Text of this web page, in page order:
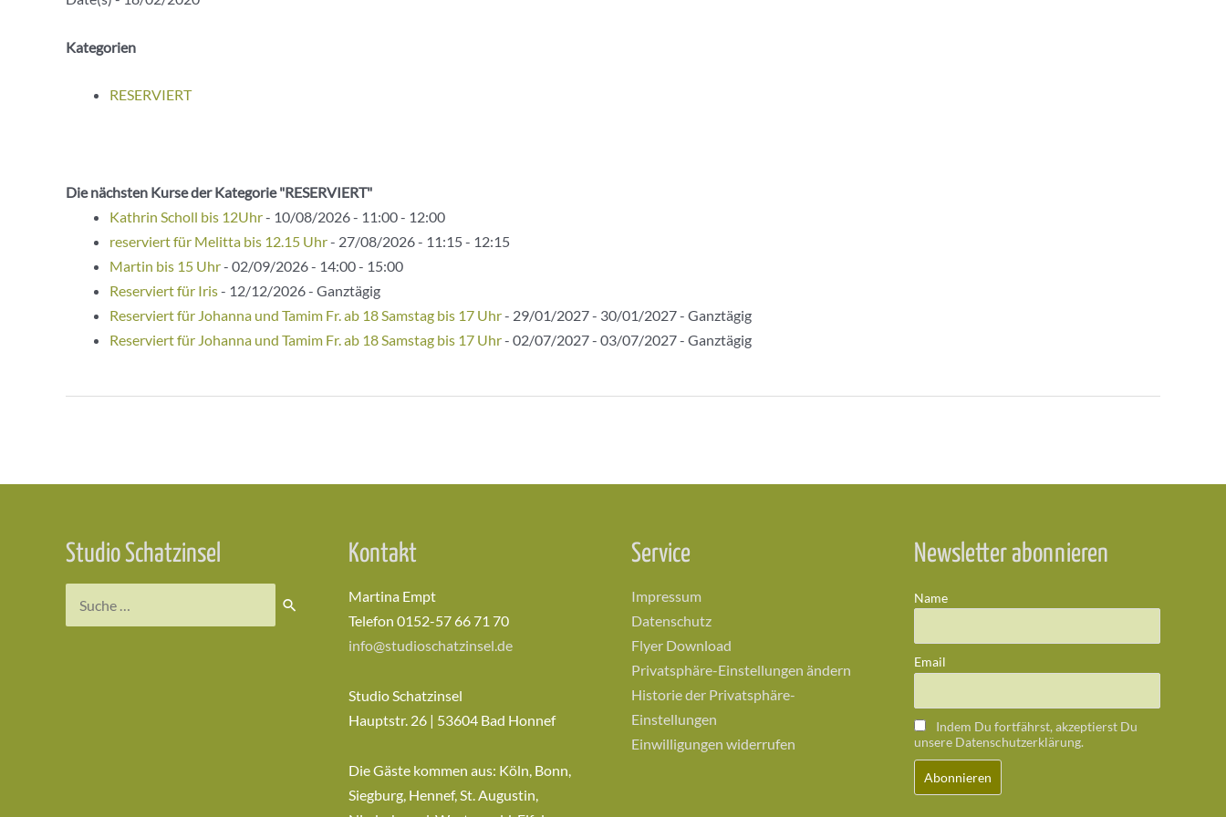
Kategorien
RESERVIERT
Die nächsten Kurse der Kategorie "RESERVIERT"
Kathrin Scholl bis 12Uhr- 10/08/2026 - 11:00 - 12:00
reserviert für Melitta bis 12.15 Uhr- 27/08/2026 - 11:15 - 12:15
Martin bis 15 Uhr- 02/09/2026 - 14:00 - 15:00
Reserviert für Iris- 12/12/2026 - Ganztägig
Reserviert für Johanna und Tamim Fr. ab 18 Samstag bis 17 Uhr- 29/01/2027 - 30/01/2027 - Ganztägig
Reserviert für Johanna und Tamim Fr. ab 18 Samstag bis 17 Uhr- 02/07/2027 - 03/07/2027 - Ganztägig
Studio Schatzinsel Kontakt
Martina Empt
Telefon 0152-57 66 71 70
info@studioschatzinsel.de
Studio Schatzinsel
Hauptstr. 26 | 53604 Bad Honnef
Die Gäste kommen aus: Köln, Bonn,
Siegburg, Hennef, St. Augustin,
Service
Impressum
Datenschutz
Flyer Download
Privatsphäre-Einstellungen ändern
Historie der Privatsphäre-
Einstellungen
Einwilligungen widerrufen
Newsletter abonnieren
Name
Email
Indem Du fortfährst, akzeptierst Du
unsere Datenschutzerklärung.